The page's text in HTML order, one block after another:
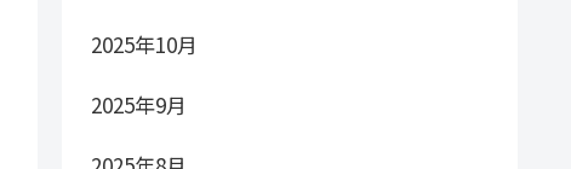
2025年10月
2025年9月